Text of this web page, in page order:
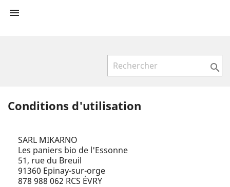


Conditions d'utilisation
SARL MIKARNO
Les paniers bio de l'Essonne
51, rue du Breuil
91360 Epinay-sur-orge
878 988 062 RCS ÉVRY